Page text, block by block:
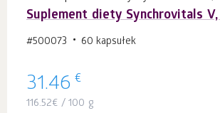
Suplement diety Synchrovitals V,
#500073 60 kapsułek
31.46 €
116.52€ / 100 g